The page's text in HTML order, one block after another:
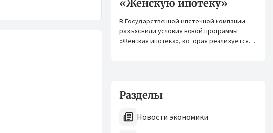
«Женскую ипотеку»
В Государственной ипотечной компании
разъяснили условия новой программы
«Женская ипотека», которая реализуется
Разделы
Новости экономики